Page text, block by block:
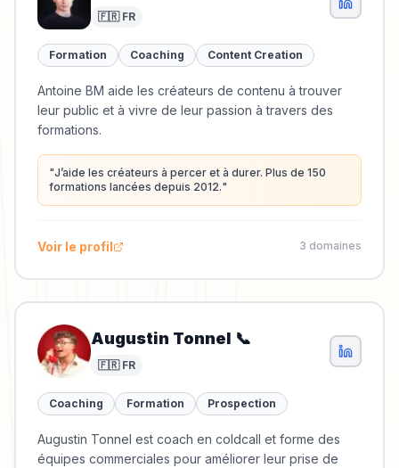
🇫🇷 FR
Formation Coaching Content Creation
Antoine BM aide les créateurs de contenu à trouver
leur public et à vivre de leur passion à travers des
formations.
"J’aide les créateurs à percer et à durer. Plus de 150
formations lancées depuis 2012."
Voir le profil 3 domaines
Augustin Tonnel 📞
🇫🇷 FR
Coaching Formation Prospection
Augustin Tonnel est coach en coldcall et forme des
équipes commerciales pour améliorer leur prise de